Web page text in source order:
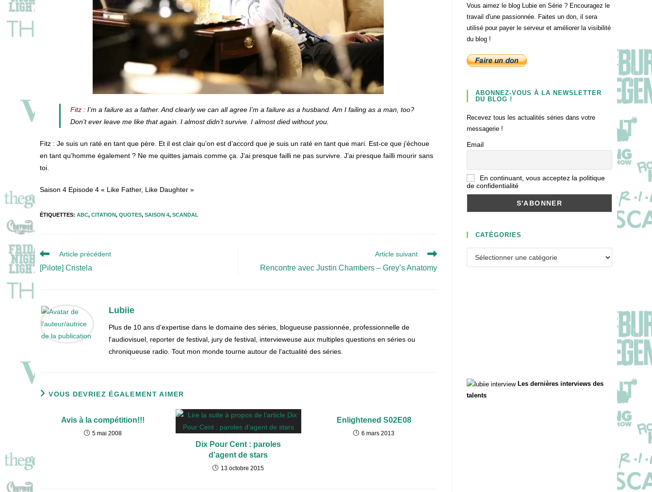
Fitz : I’m a failure as a father. And clearly we can all agree I’m a failure as a husband. Am I failing as a man, too?
Don’t ever leave me like that again. I almost didn’t survive. I almost died without you.
Fitz : Je suis un raté en tant que père. Et il est clair qu’on est d’accord que je suis un raté en tant que mari. Est-ce que j’échoue
en tant qu’homme également ? Ne me quittes jamais comme ça. J’ai presque failli ne pas survivre. J’ai presque failli mourir sans
toi.
Saison 4 Episode 4 « Like Father, Like Daughter »
ÉTIQUETTES: ABC, CITATION, QUOTES, SAISON 4, SCANDAL
Read
articles
Article précédent
[Pilote] Cristela
Article suivant
Rencontre avec Justin Chambers – Grey’s Anatomy
Lubiie
Plus de 10 ans d'expertise dans le domaine des séries, blogueuse passionnée, professionnelle de
l'audiovisuel, reporter de festival, jury de festival, intervieweuse aux multiples questions en séries ou
chroniqueuse radio. Tout mon monde tourne autour de l'actualité des séries.
VOUS DEVRIEZ ÉGALEMENT AIMER
Avis à la compétition!!!
5 mai 2008
Dix Pour Cent : paroles
d’agent de stars
13 octobre 2015
Enlightened S02E08
6 mars 2013
Vous aimez le blog Lubie en Série ? Encouragez le
travail d'une passionnée. Faites un don, il sera
utilisé pour payer le serveur et améliorer la visibilité
du blog !
ABONNEZ-VOUS À LA NEWSLETTER
DU BLOG !
Recevez tous les actualités séries dans votre
messagerie !
Email
En continuant, vous acceptez la politique
de confidentialité
CATÉGORIES
Les dernières interviews des
talents